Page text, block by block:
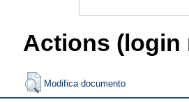
Actions (login
Modifica documento